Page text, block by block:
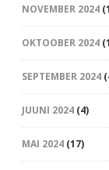
NOVEMBER 2024
OKTOOBER 2024
SEPTEMBER 2024
JUUNI 2024(4)
MAI 2024(17)